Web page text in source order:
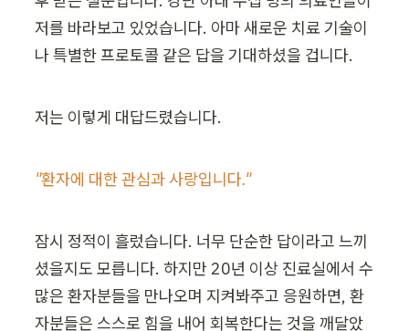
저를 바라보고 있었습니다. 아마 새로운 치료 기술이
나 특별한 프로토콜 같은 답을 기대하셨을 겁니다.
저는 이렇게 대답드렸습니다.
"환자에 대한 관심과 사랑입니다."
잠시 정적이 흘렀습니다. 너무 단순한 답이라고 느끼
셨을지도 모릅니다. 하지만 20년 이상 진료실에서 수
많은 환자분들을 만나오며 지켜봐주고 응원하면, 환
자분들은 스스로 힘을 내어 회복한다는 것을 깨달았